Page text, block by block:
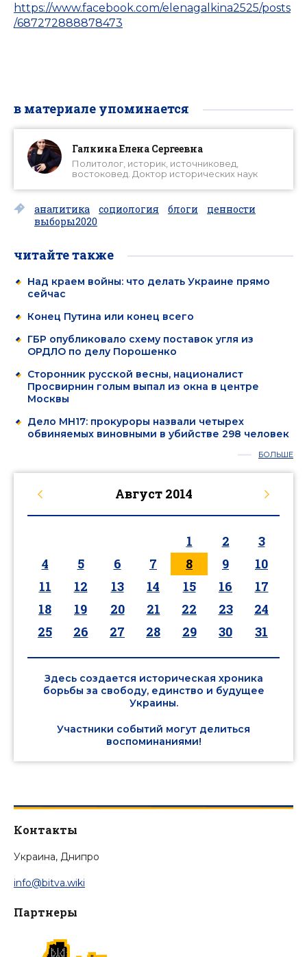
https://www.facebook.com/elenagalkina2525/posts
/687272888878473
в материале упоминается
Галкина Елена Сергеевна
Политолог, историк, источниковед,
востоковед. Доктор исторических наук
аналитика социология блоги
ценности
выборы2020
читайте также
Над краем войны: что делать Украине прямо
сейчас
Конец Путина или конец всего
ГБР опубликовало схему поставок угля из
ОРДЛО по делу Порошенко
Сторонник русской весны, националист
Просвирнин голым выпал из окна в центре
Москвы
Дело MH17: прокуроры назвали четырех
обвиняемых виновными в убийстве 298 человек
БОЛЬШЕ
Август 2014
1 2
3
4
5 6 7 8 9
10
11
12 13 14 15 16
17
18
19 20 21 22 23
24
25
26 27 28 29 30 31
Здесь создается историческая хроника
борьбы за свободу, единство и будущее
Украины.
Участники событий могут делиться
воспоминаниями!
Контакты
Украина, Днипро
info@bitva.wiki
Партнеры